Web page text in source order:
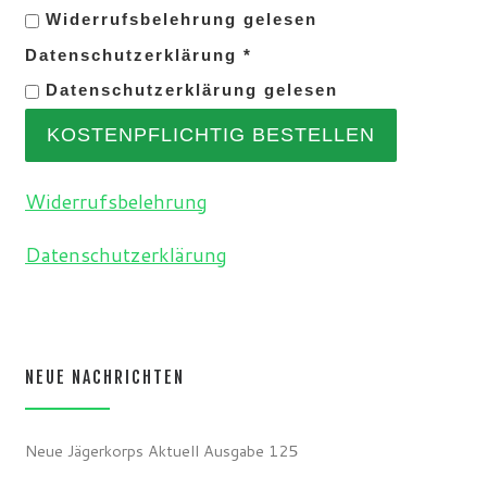
Widerrufsbelehrung gelesen
Datenschutzerklärung *
Datenschutzerklärung gelesen
KOSTENPFLICHTIG BESTELLEN
Widerrufsbelehrung
Datenschutzerklärung
NEUE NACHRICHTEN
Neue Jägerkorps Aktuell Ausgabe 125